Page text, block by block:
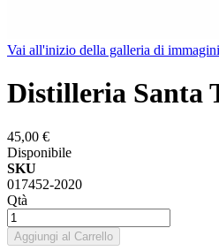
Vai all'inizio della galleria di immagini
Distilleria Santa
45,00 €
Disponibile
SKU
017452-2020
Qtà
Aggiungi al Carrello